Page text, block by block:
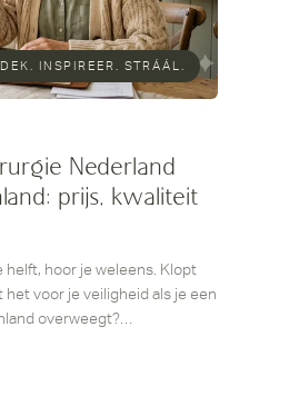
INSPIREER. STRÁÁL.
Nederland
prijs, kwaliteit
helft, hoor je weleens. Klopt
voor je veiligheid als je een
overweegt?
Europa, Turkije, Polen of